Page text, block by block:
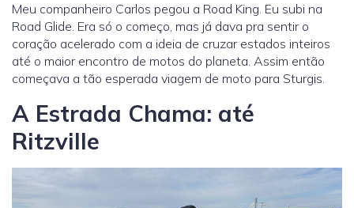
Meu companheiro Carlos pegou a Road King. Eu subi na
Road Glide. Era só o começo, mas já dava pra sentir o
coração acelerado com a ideia de cruzar estados inteiros
até o maior encontro de motos do planeta. Assim então
começava a tão esperada viagem de moto para Sturgis.
A Estrada Chama: até
Ritzville